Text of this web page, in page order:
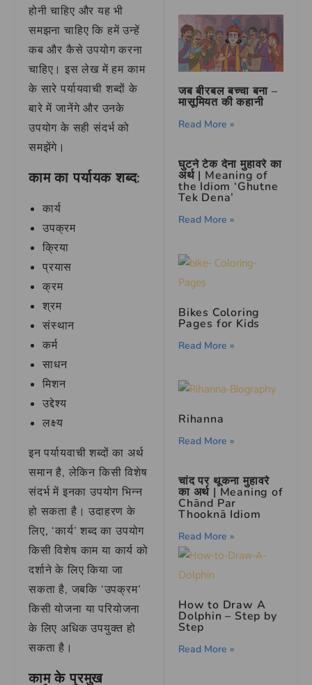
होनी चाहिए और यह भी
समझना चाहिए कि हमें उन्हें
कब और कैसे उपयोग करना
चाहिए। इस लेख में हम काम
के सारे पर्यायवाची शब्दों के
बारे में जानेंगे और उनके
उपयोग के सही संदर्भ को
समझेंगे।
काम का पर्यायक शब्द:
कार्य
उपक्रम
क्रिया
प्रयास
क्रम
श्रम
संस्थान
कर्म
साधन
मिशन
उद्देश्य
लक्ष्य
इन पर्यायवाची शब्दों का अर्थ
समान है, लेकिन किसी विशेष
संदर्भ में इनका उपयोग भिन्न
हो सकता है। उदाहरण के
लिए, ‘कार्य’ शब्द का उपयोग
किसी विशेष काम या कार्य को
दर्शाने के लिए किया जा
सकता है, जबकि ‘उपक्रम’
किसी योजना या परियोजना
के लिए अधिक उपयुक्त हो
सकता है।
काम के प्रमुख
जब बीरबल बच्चा बना –
मासूमियत की कहानी
Read More »
घुटने टेक देना मुहावरे का
अर्थ | Meaning of
the Idiom ‘Ghutne
Tek Dena’
Read More »
Bikes Coloring
Pages for Kids
Read More »
Rihanna
Read More »
चांद पर थूकना मुहावरे
का अर्थ | Meaning of
Chānd Par
Thooknā Idiom
Read More »
How to Draw A
Dolphin – Step by
Step
Read More »